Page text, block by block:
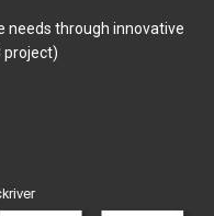
needs through innovative
project)